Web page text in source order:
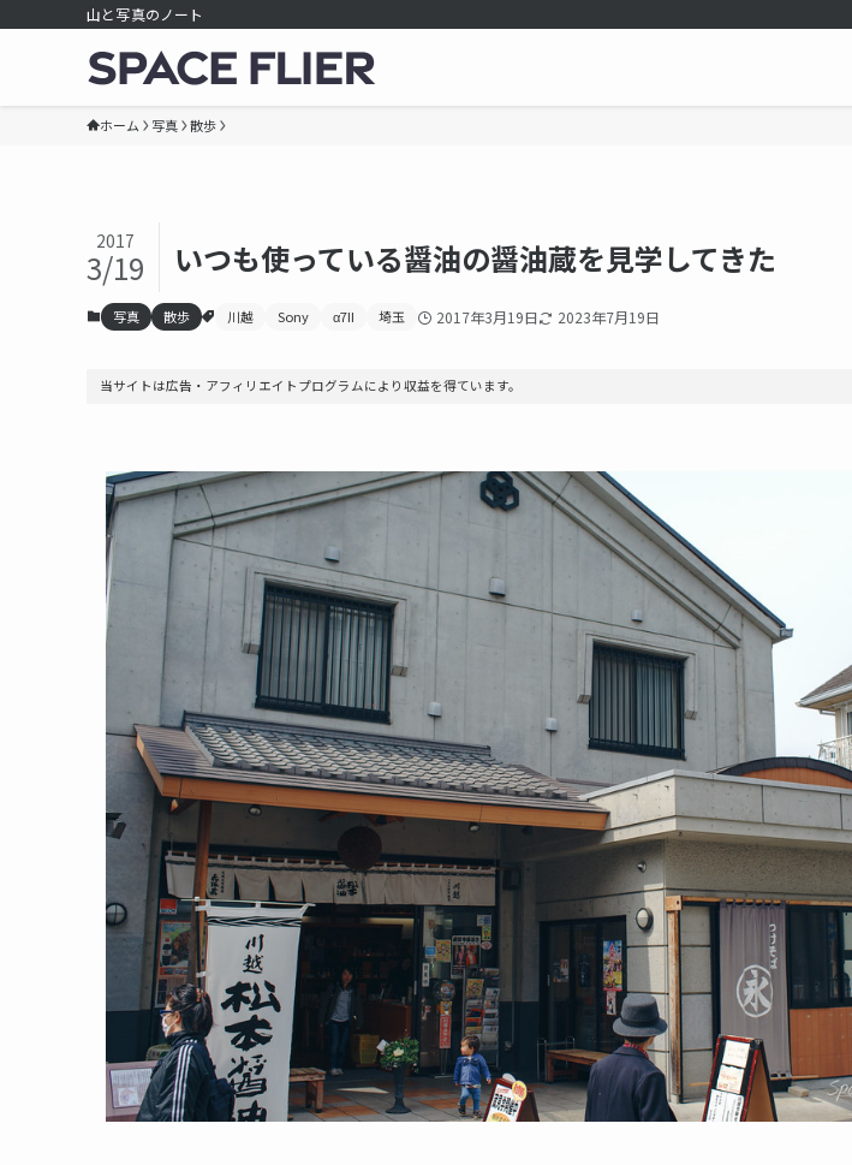
山と写真のノート
ホーム 写真 散歩
いつも使っている醤油の醤油蔵を見学してきた
2017
3/19
写真 散歩 川越 Sony α7II 埼玉 2017年3月19日 2023年7月19日
当サイトは広告・アフィリエイトプログラムにより収益を得ています。